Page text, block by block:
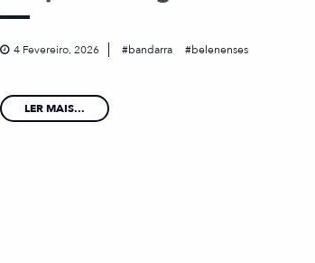
4 Fevereiro, 2026 bandarra belenenses
LER MAIS...